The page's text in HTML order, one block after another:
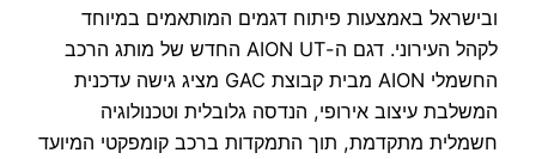
ובישראל באמצעות פיתוח דגמים המותאמים במיוחד
לקהל העירוני. דגם ה-AION UT החדש של מותג הרכב
החשמלי AION מבית קבוצת GAC מציג גישה עדכנית
המשלבת עיצוב אירופי, הנדסה גלובלית וטכנולוגיה
חשמלית מתקדמת, תוך התמקדות ברכב קומפקטי המיועד